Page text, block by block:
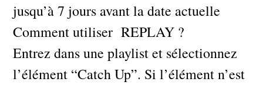
jusqu’à 7 jours avant la date actuelle
Comment utiliser REPLAY ?
Entrez dans une playlist et sélectionnez
l’élément “Catch Up”. Si l’élément n’est